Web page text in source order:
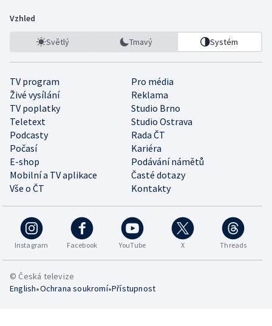
Vzhled
Světlý Tmavý Systém
TV program
Pro média
Živé vysílání
Reklama
TV poplatky
Studio Brno
Teletext
Studio Ostrava
Podcasty
Rada ČT
Počasí
Kariéra
E-shop
Podávání námětů
Mobilní a TV aplikace
Časté dotazy
Vše o ČT
Kontakty
Instagram Facebook YouTube X Threads
© Česká televize
English•Ochrana soukromí•Přístupnost